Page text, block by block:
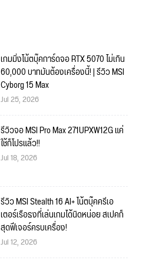
เกมมิ่งโน้ตบุ๊คการ์ดจอ RTX 5070 ไม่เกิน
60,000 บาทมันต้องเครื่องนี้! | รีวิว MSI
Cyborg 15 Max
Jul 25, 2026
รีวิวจอ MSI Pro Max 271UPXW12G แค่
ใช้ก็โปรแล้ว!!
Jul 18, 2026
รีวิว MSI Stealth 16 AI+ โน้ตบุ๊คครีเอ
เตอร์เรือธงที่เล่นเกมได้นิดหน่อย สเปคก็
สุดฟีเจอร์ครบเครื่อง!
Jul 12, 2026